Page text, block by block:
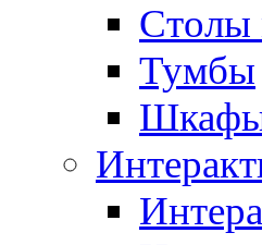
Столы
Тумбы
Шкафы